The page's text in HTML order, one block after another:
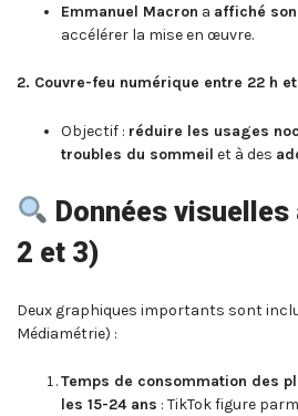
Emmanuel Macron a affiché
accélérer la mise en œuvre.
2. Couvre-feu numérique entre 22 h
Objectif : réduire les usages
troubles du sommeil et à des
Données visuelles
2 et 3)
Deux graphiques importants sont
Médiamétrie) :
Temps de consommation des
les 15-24 ans : TikTok figure